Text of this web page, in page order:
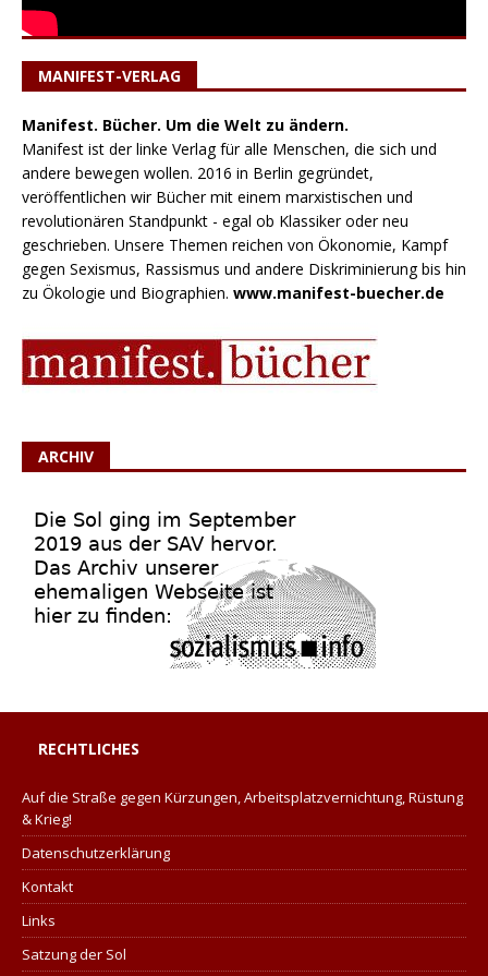
MANIFEST-VERLAG
Manifest. Bücher. Um die Welt zu ändern.
Manifest ist der linke Verlag für alle Menschen, die sich und
andere bewegen wollen. 2016 in Berlin gegründet,
veröffentlichen wir Bücher mit einem marxistischen und
revolutionären Standpunkt - egal ob Klassiker oder neu
geschrieben. Unsere Themen reichen von Ökonomie, Kampf
gegen Sexismus, Rassismus und andere Diskriminierung bis hin
zu Ökologie und Biographien. www.manifest-buecher.de
ARCHIV
RECHTLICHES
Auf die Straße gegen Kürzungen, Arbeitsplatzvernichtung, Rüstung
& Krieg!
Datenschutzerklärung
Kontakt
Links
Satzung der Sol